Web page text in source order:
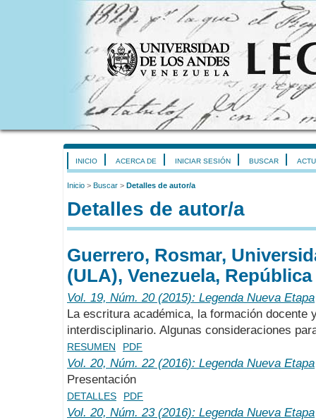
INICIO ACERCA DE INICIAR SESIÓN BUSCAR
Inicio > Buscar > Detalles de autor/a
Detalles de autor/a
Guerrero, Rosmar,
(ULA), Venezuela,
Vol. 19, Núm. 20 (2015): Legenda Nueva Etapa
La escritura académica, la formación docente
interdisciplinario. Algunas consideraciones
RESUMEN PDF
Vol. 20, Núm. 22 (2016): Legenda Nueva Etapa
Presentación
DETALLES PDF
Vol. 20, Núm. 23 (2016): Legenda Nueva Etapa